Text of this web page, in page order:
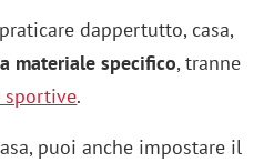
dappertutto, casa,
materiale specifico, tranne
sportive.
puoi anche impostare il